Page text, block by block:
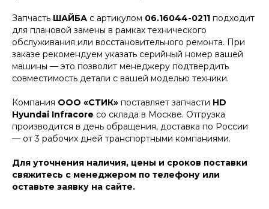
Запчасть ШАЙБА с артикулом 06.16044-0211 подходит
для плановой замены в рамках технического
обслуживания или восстановительного ремонта. При
заказе рекомендуем указать серийный номер вашей
машины — это позволит менеджеру подтвердить
совместимость детали с вашей моделью техники.
Компания ООО «СТИК» поставляет запчасти HD
Hyundai Infracore со склада в Москве. Отгрузка
производится в день обращения, доставка по России
— от 3 рабочих дней транспортными компаниями.
Для уточнения наличия, цены и сроков поставки
свяжитесь с менеджером по телефону или
оставьте заявку на сайте.